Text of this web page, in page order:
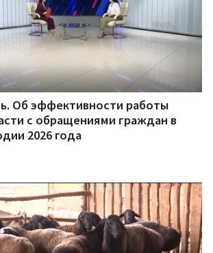
Об эффективности работы
с обращениями граждан в
2026 года